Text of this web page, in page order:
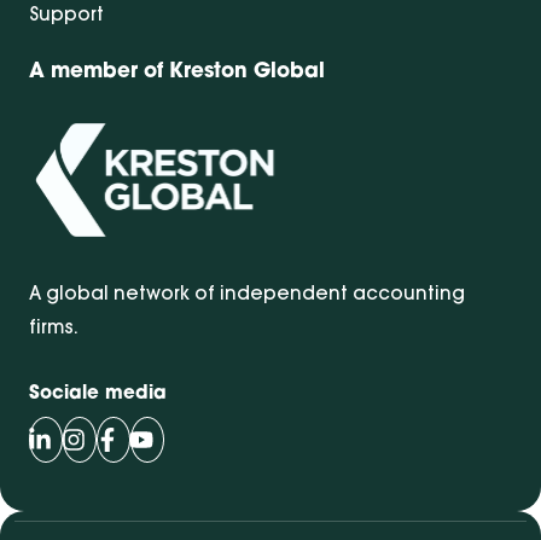
Support
A member of Kreston Global
A global network of independent accounting
firms.
Sociale media
Volg Bentacera op LinkedIn
Volg Bentacera op Instagram
Volg Bentacera op Facebook
Volg Bentacera op Youtube